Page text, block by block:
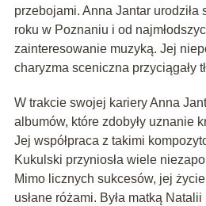
przebojami. Anna Jantar urodziła
roku w Poznaniu i od
zainteresowanie muzyką. Jej
charyzma sceniczna przyciągały
W trakcie swojej kariery Anna
albumów, które zdobyły uznanie
Jej współpraca z takimi
Kukulski przyniosła wiele
Mimo licznych sukcesów, jej
usłane różami. Była matką